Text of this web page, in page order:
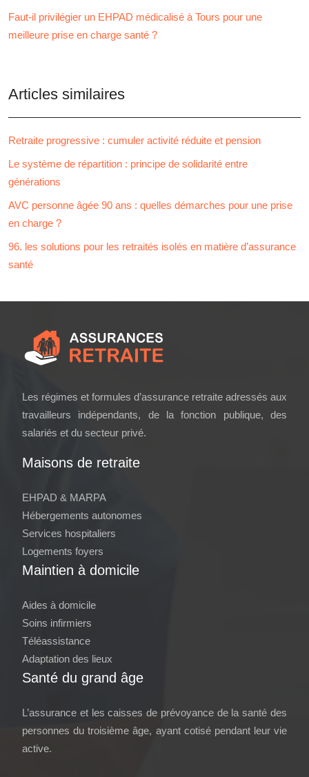
Faut-il privilégier un EHPAD médicalisé à Tours pour une
meilleure prise en charge santé ?
Articles similaires
Retraite progressive : cumuler activité réduite et pension
Le système de répartition : principe de solidarité entre
générations
AVC personne âgée 90 ans : quelles démarches pour une prise
en charge ?
96. les solutions pour les retraités isolés en matière d’assurance
santé
Les régimes et formules d’assurance retraite adressés aux
travailleurs indépendants, de la fonction publique, des
salariés et du secteur privé.
Maisons de retraite
EHPAD & MARPA
Hébergements autonomes
Services hospitaliers
Logements foyers
Maintien à domicile
Aides à domicile
Soins infirmiers
Téléassistance
Adaptation des lieux
Santé du grand âge
L’assurance et les caisses de prévoyance de la santé des
personnes du troisième âge, ayant cotisé pendant leur vie
active.